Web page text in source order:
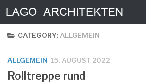
Skip to content
CATEGORY: ALLGEMEIN
ALLGEMEIN 15. AUGUST 2022
Rolltreppe rund